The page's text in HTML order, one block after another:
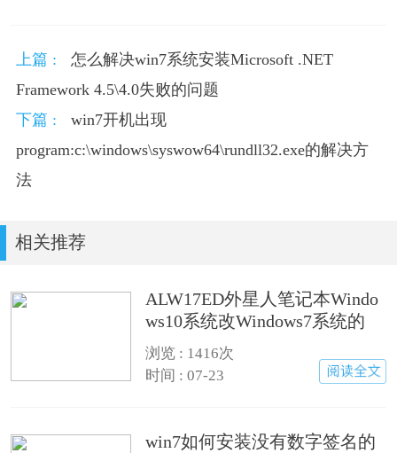
上篇 :
怎么解决win7系统安装Microsoft .NET
Framework 4.5\4.0失败的问题
下篇 :
win7开机出现
program:c:\windows\syswow64\rundll32.exe的解决方
法
相关推荐
ALW17ED外星人笔记本Windo
ws10系统改Windows7系统的
浏览 : 1416次
时间 : 07-23
win7如何安装没有数字签名的